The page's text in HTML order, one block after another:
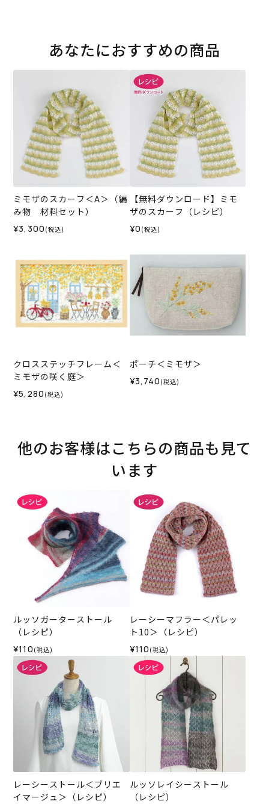
あなたにおすすめの商品
ミモザのスカーフ＜A＞（編
み物 材料セット）
¥3,300 (税込)
【無料ダウンロード】ミモ
ザのスカーフ（レシピ）
¥0 (税込)
クロスステッチフレーム＜
ミモザの咲く庭＞
¥5,280 (税込)
ポーチ＜ミモザ＞
¥3,740 (税込)
他のお客様はこちらの商品も見て
います
ルッソガーターストール
（レシピ）
¥110 (税込)
レーシーマフラー＜パレッ
ト10＞（レシピ）
¥110 (税込)
レーシーストール＜ブリエ
イマージュ＞（レシピ）
ルッソレイシーストール
（レシピ）